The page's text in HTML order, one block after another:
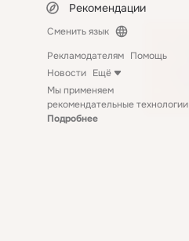
Рекомендации
Сменить язык
Рекламодателям Помощь
Новости Ещё
Мы применяем
рекомендательные технологии
Подробнее